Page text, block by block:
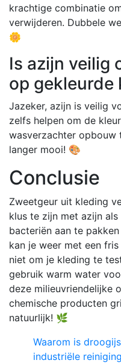
krachtige combinatie
verwijderen. Dubbele
🌼
Is azijn veilig
op gekleurde
Jazeker, azijn is veilig
zelfs helpen om de
wasverzachter opbouw
langer mooi! 🎨
Conclusie
Zweetgeur uit kleding
klus te zijn met azijn
bacteriën aan te
kan je weer met een
niet om je kleding te
gebruik warm water
deze milieuvriendelijke
chemische producten
natuurlijk! 🌿
Waarom is
industriële